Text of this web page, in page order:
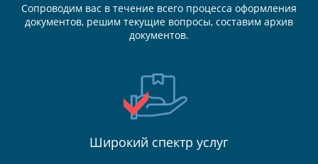
Сопроводим вас в течение всего процесса оформления
документов, решим текущие вопросы, составим архив
документов.
Широкий спектр услуг